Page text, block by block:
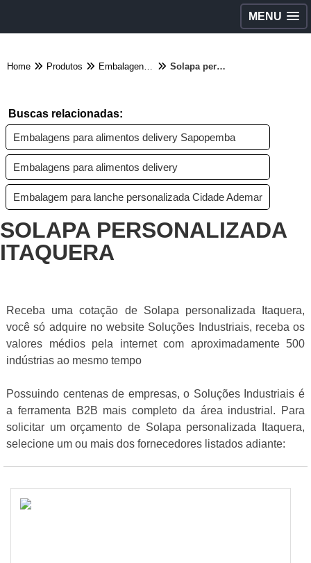
MENU
Home Produtos Embalagens diversas - Categoria Solapa personalizada Itaquera
Buscas relacionadas:
Embalagens para alimentos delivery Sapopemba
Embalagens para alimentos delivery
Embalagem para lanche personalizada Cidade Ademar
SOLAPA PERSONALIZADA
ITAQUERA
Receba uma cotação de Solapa personalizada Itaquera,
você só adquire no website Soluções Industriais, receba os
valores médios pela internet com aproximadamente 500
indústrias ao mesmo tempo
Possuindo centenas de empresas, o Soluções Industriais é
a ferramenta B2B mais completo da área industrial. Para
solicitar um orçamento de Solapa personalizada Itaquera,
selecione um ou mais dos fornecedores listados adiante: